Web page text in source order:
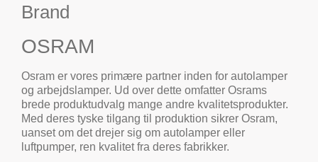
Brand
OSRAM
Osram er vores primære partner inden for autolamper
og arbejdslamper. Ud over dette omfatter Osrams
brede produktudvalg mange andre kvalitetsprodukter.
Med deres tyske tilgang til produktion sikrer Osram,
uanset om det drejer sig om autolamper eller
luftpumper, ren kvalitet fra deres fabrikker.